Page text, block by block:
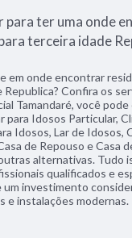
para ter uma onde
terceira idade
em onde encontrar
Republica? Confira os
Tamandaré, você
para Idosos Particular,
Idosos, Lar de Idosos,
de Repouso e Casa
alternativas. Tudo
qualificados e
um investimento
e instalações modernas.